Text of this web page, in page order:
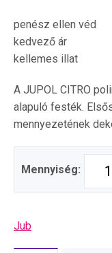
penész ellen véd
kedvező ár
kellemes illat
A JUPOL CITRO
alapuló festék.
mennyezetének
Mennyiség:
Jub